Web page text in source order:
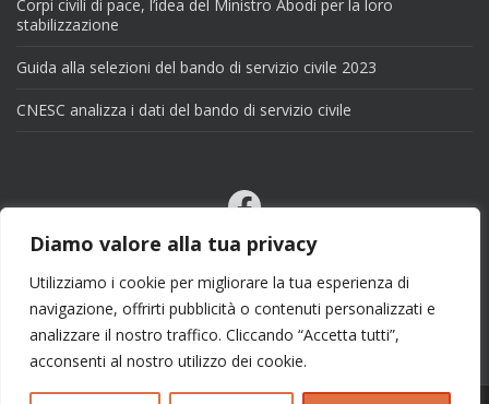
Diamo valore alla tua privacy
Utilizziamo i cookie per migliorare la tua esperienza di
navigazione, offrirti pubblicità o contenuti personalizzati e
analizzare il nostro traffico. Cliccando “Accetta tutti”,
acconsenti al nostro utilizzo dei cookie.
Corpi civili di pace, l’idea del Ministro Abodi per la loro
stabilizzazione
Guida alla selezioni del bando di servizio civile 2023
CNESC analizza i dati del bando di servizio civile
Facebook
Email
X